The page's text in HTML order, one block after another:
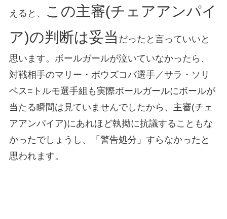
えると、
この主審(チェアアンパイ
ア)の判断は妥当 だったと言っていいと
思います。ボールガールが泣いていなかったら、
対戦相手のマリー・ボウズコバ選手／サラ・ソリ
ベス=トルモ選手組も実際ボールガールにボールが
当たる瞬間は見ていませんでしたから、主審(チェ
アアンパイア)にあれほど執拗に抗議することもな
かったでしょうし、「警告処分」すらなかったと
思われます。